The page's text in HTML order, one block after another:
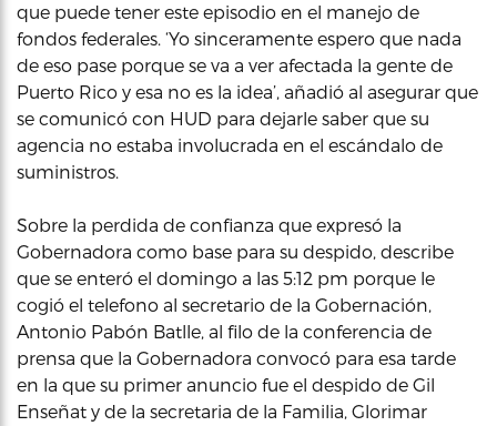
que puede tener este episodio en el manejo de
fondos federales. ‘Yo sinceramente espero que nada
de eso pase porque se va a ver afectada la gente de
Puerto Rico y esa no es la idea’, añadió al asegurar que
se comunicó con HUD para dejarle saber que su
agencia no estaba involucrada en el escándalo de
suministros.
Sobre la perdida de confianza que expresó la
Gobernadora como base para su despido, describe
que se enteró el domingo a las 5:12 pm porque le
cogió el telefono al secretario de la Gobernación,
Antonio Pabón Batlle, al filo de la conferencia de
prensa que la Gobernadora convocó para esa tarde
en la que su primer anuncio fue el despido de Gil
Enseñat y de la secretaria de la Familia, Glorimar